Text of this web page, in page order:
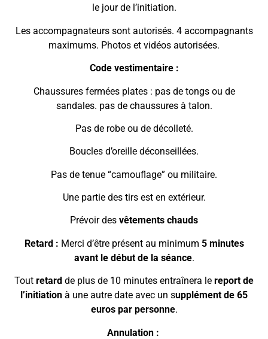
le jour de l’initiation.
Les accompagnateurs sont autorisés. 4 accompagnants
maximums. Photos et vidéos autorisées.
Code vestimentaire :
Chaussures fermées plates : pas de tongs ou de
sandales. pas de chaussures à talon.
Pas de robe ou de décolleté.
Boucles d’oreille déconseillées.
Pas de tenue “camouflage” ou militaire.
Une partie des tirs est en extérieur.
Prévoir des vêtements chauds
Retard : Merci d’être présent au minimum 5 minutes
avant le début de la séance.
Tout retard de plus de 10 minutes entraînera le report de
l’initiation à une autre date avec un supplément de 65
euros par personne.
Annulation :